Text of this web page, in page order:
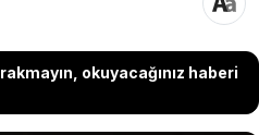
okuyacağınız haberi